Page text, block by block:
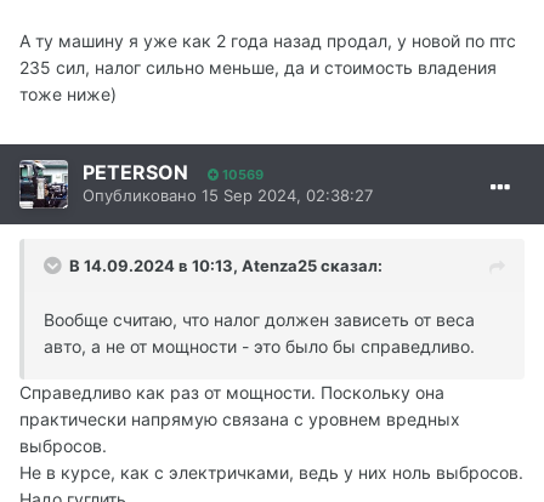
А ту машину я уже как 2 года назад продал, у новой по птс
235 сил, налог сильно меньше, да и стоимость владения
тоже ниже)
PETERSON 10569
Опубликовано 15 Sep 2024, 02:38:27
В 14.09.2024 в 10:13, Atenza25сказал:
Вообще считаю, что налог должен зависеть от веса
авто, а не от мощности - это было бы справедливо.
Справедливо как раз от мощности. Поскольку она
практически напрямую связана с уровнем вредных
выбросов.
Не в курсе, как с электричками, ведь у них ноль выбросов.